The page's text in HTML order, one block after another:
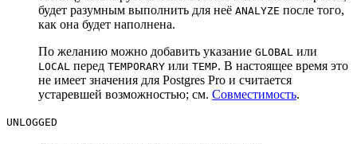
будет разумным выполнить для неё ANALYZE после того,
как она будет наполнена.
По желанию можно добавить указание GLOBAL или
LOCAL перед TEMPORARY или TEMP. В настоящее время это
не имеет значения для Postgres Pro и считается
устаревшей возможностью; см. Совместимость.
UNLOGGED